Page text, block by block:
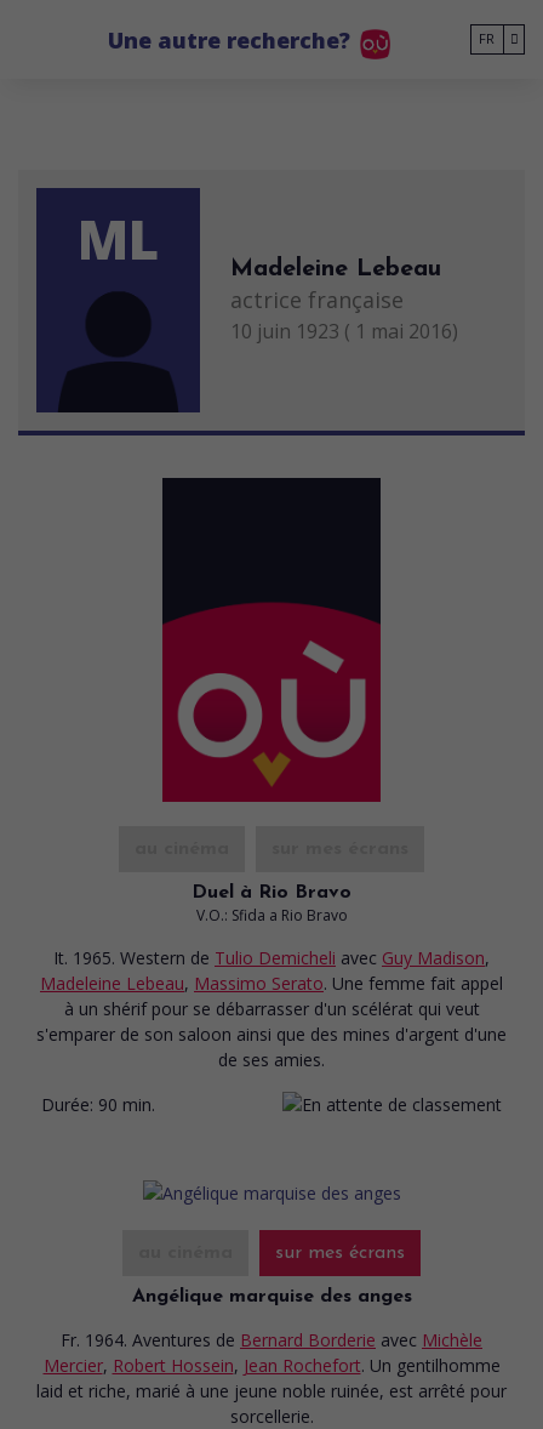
Une autre recherche? FR
ML Madeleine Lebeau
actrice française
10 juin 1923 ( 1 mai 2016)
Duel à Rio Bravo
V.O.: Sfida a Rio Bravo
It. 1965. Western de Tulio Demicheli avec Guy Madison,
Madeleine Lebeau, Massimo Serato. Une femme fait appel
à un shérif pour se débarrasser d'un scélérat qui veut
s'emparer de son saloon ainsi que des mines d'argent d'une
de ses amies.
Durée: 90 min.
sur mes écrans
Angélique marquise des anges
Fr. 1964. Aventures de Bernard Borderie avec Michèle
Mercier, Robert Hossein, Jean Rochefort. Un gentilhomme
laid et riche, marié à une jeune noble ruinée, est arrêté pour
sorcellerie.